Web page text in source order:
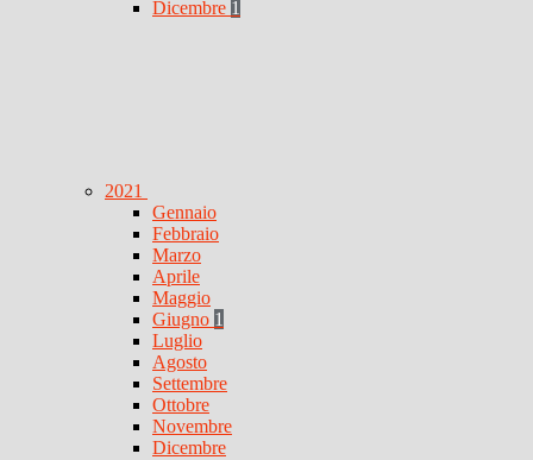
Dicembre 1
2021
Gennaio
Febbraio
Marzo
Aprile
Maggio
Giugno 1
Luglio
Agosto
Settembre
Ottobre
Novembre
Dicembre